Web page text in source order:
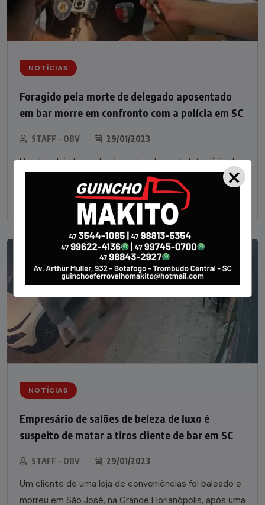
NOTÍCIAS
Foragido pela morte de delegado aposentado
em bar morre em confronto com a polícia em SC
STAFF - OBV 29/01/2023
Um dos dois foragidos investigados pelo latrocínio de
um delegado aposentado em um bar de Criciúma, no
Sul catarinense, foi
NOTÍCIAS
Empresário de salões de beleza de luxo é
suspeito de matar a tiros cliente de bar em SC
STAFF - OBV 29/01/2023
Um cliente de uma loja de conveniências foi baleado e
morreu em São José, na Grande Florianópolis, após uma
×